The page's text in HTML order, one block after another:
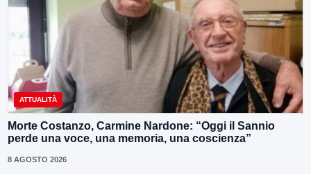
ATTUALITÀ
Morte Costanzo, Carmine Nardone: “Oggi il Sannio
perde una voce, una memoria, una coscienza”
8 AGOSTO 2026